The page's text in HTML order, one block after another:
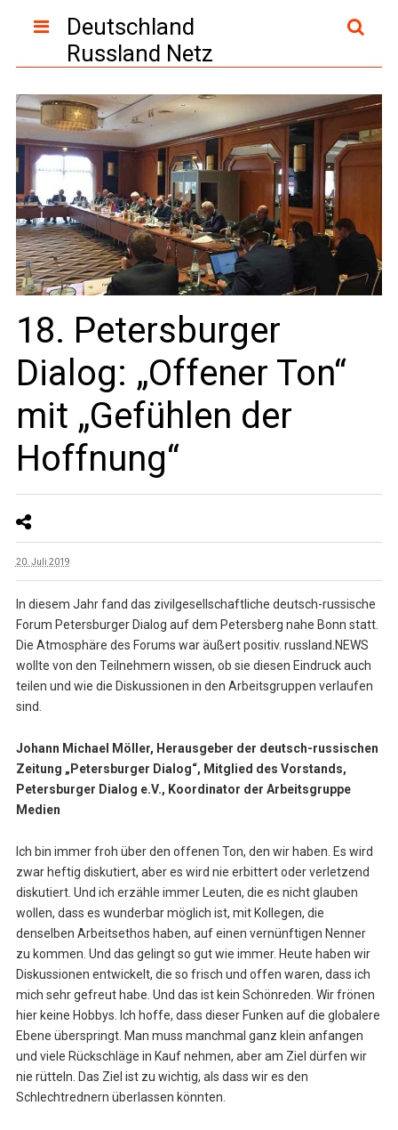
Deutschland
Russland Netz
18. Petersburger
Dialog: „Offener Ton“
mit „Gefühlen der
Hoffnung“
20. Juli 2019
In diesem Jahr fand das zivilgesellschaftliche deutsch-russische
Forum Petersburger Dialog auf dem Petersberg nahe Bonn statt.
Die Atmosphäre des Forums war äußert positiv. russland.NEWS
wollte von den Teilnehmern wissen, ob sie diesen Eindruck auch
teilen und wie die Diskussionen in den Arbeitsgruppen verlaufen
sind.
Johann Michael Möller, Herausgeber der deutsch-russischen
Zeitung „Petersburger Dialog“, Mitglied des Vorstands,
Petersburger Dialog e.V., Koordinator der Arbeitsgruppe
Medien
Ich bin immer froh über den offenen Ton, den wir haben. Es wird
zwar heftig diskutiert, aber es wird nie erbittert oder verletzend
diskutiert. Und ich erzähle immer Leuten, die es nicht glauben
wollen, dass es wunderbar möglich ist, mit Kollegen, die
denselben Arbeitsethos haben, auf einen vernünftigen Nenner
zu kommen. Und das gelingt so gut wie immer. Heute haben wir
Diskussionen entwickelt, die so frisch und offen waren, dass ich
mich sehr gefreut habe. Und das ist kein Schönreden. Wir frönen
hier keine Hobbys. Ich hoffe, dass dieser Funken auf die globalere
Ebene überspringt. Man muss manchmal ganz klein anfangen
und viele Rückschläge in Kauf nehmen, aber am Ziel dürfen wir
nie rütteln. Das Ziel ist zu wichtig, als dass wir es den
Schlechtrednern überlassen könnten.